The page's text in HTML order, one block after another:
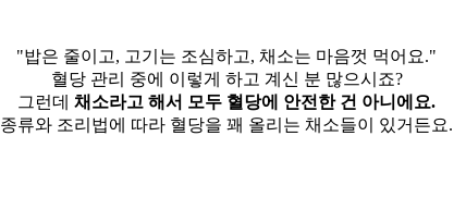
"밥은 줄이고, 고기는 조심하고, 채소는 마음껏 먹어요."
혈당 관리 중에 이렇게 하고 계신 분 많으시죠?
그런데 채소라고 해서 모두 혈당에 안전한 건 아니에요.
종류와 조리법에 따라 혈당을 꽤 올리는 채소들이 있거든요.